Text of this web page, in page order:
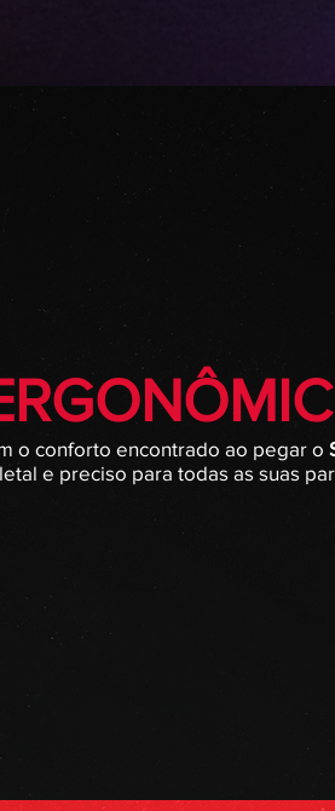
o conforto encontrado ao pegar o
e preciso para todas as suas